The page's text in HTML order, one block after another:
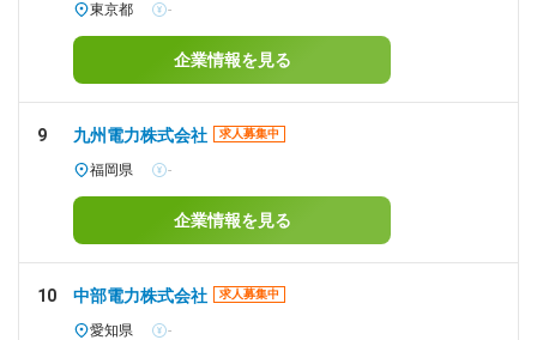
東京都 -
企業情報を見る
9 九州電力株式会社 求人募集中
福岡県 -
企業情報を見る
10 中部電力株式会社 求人募集中
愛知県 -